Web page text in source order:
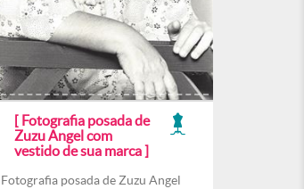
[ Fotografia posada de
Zuzu Angel com
vestido de sua marca ]
Fotografia posada de Zuzu Angel